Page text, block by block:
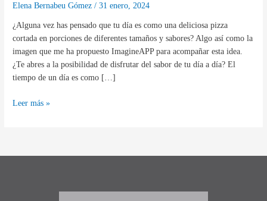
Elena Bernabeu Gómez/31 enero, 2024
¿Alguna vez has pensado que tu día es como una deliciosa pizza
cortada en porciones de diferentes tamaños y sabores? Algo así como la
imagen que me ha propuesto ImagineAPP para acompañar esta idea.
¿Te abres a la posibilidad de disfrutar del sabor de tu día a día? El
tiempo de un día es como […]
Leer más »